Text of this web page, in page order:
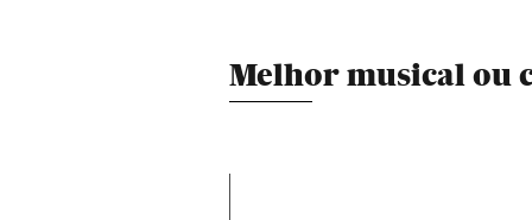
Melhor musical ou